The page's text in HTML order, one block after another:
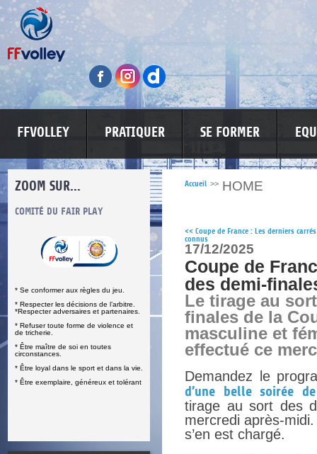
FFVOLLEY PRATIQUER SE FORMER
ZOOM SUR...
COMITÉ DU FAIR PLAY
* Se conformer aux règles du jeu.
* Respecter les décisions de l’arbitre.
*Respecter adversaires et partenaires.
* Refuser toute forme de violence et
de tricherie.
* Être maître de soi en toutes
circonstances.
* Être loyal dans le sport et dans la vie.
* Être exemplaire, généreux et tolérant
LUTTE CONTRE LES VIOLENCES
Accueil >> HOME
<< Coupe de France : Les derniers
connus
17/12/2025
Coupe de
des demi-
Le tirage au
finales de la
masculine et
effectué ce
Demandez le
d’une belle soirée
tirage au sort des
mercredi après-
s’en est chargé.